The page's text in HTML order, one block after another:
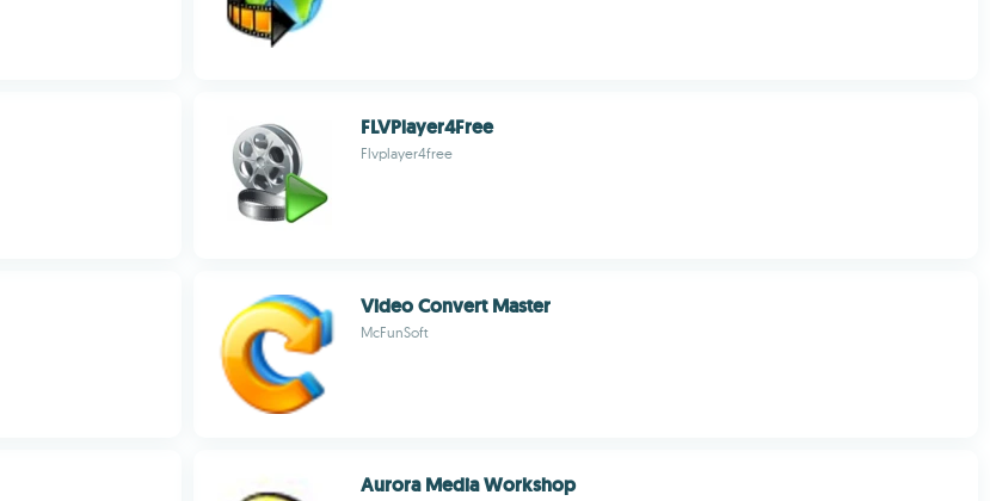
FLVPlayer4Free
Flvplayer4free
Video Convert Master
McFunSoft
Aurora Media Workshop